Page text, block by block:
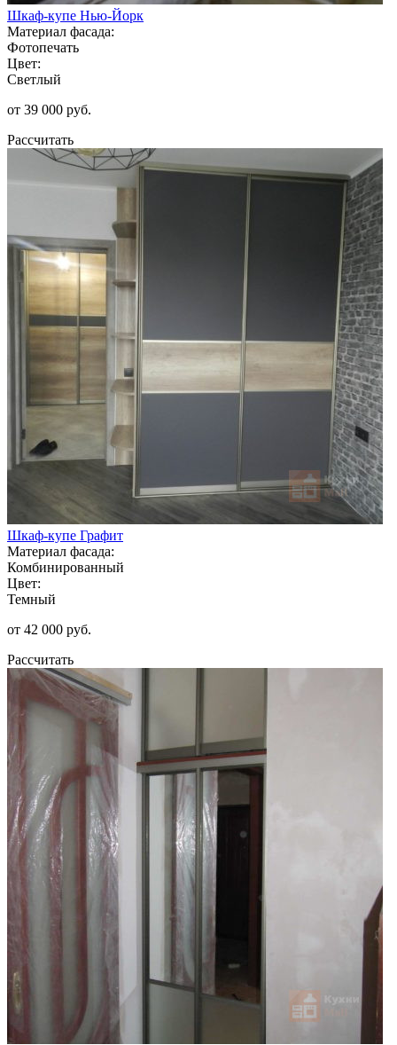
Шкаф-купе Нью-Йорк
Материал фасада:
Фотопечать
Цвет:
Светлый
от 39 000 руб.
Рассчитать
Шкаф-купе Графит
Материал фасада:
Комбинированный
Цвет:
Темный
от 42 000 руб.
Рассчитать